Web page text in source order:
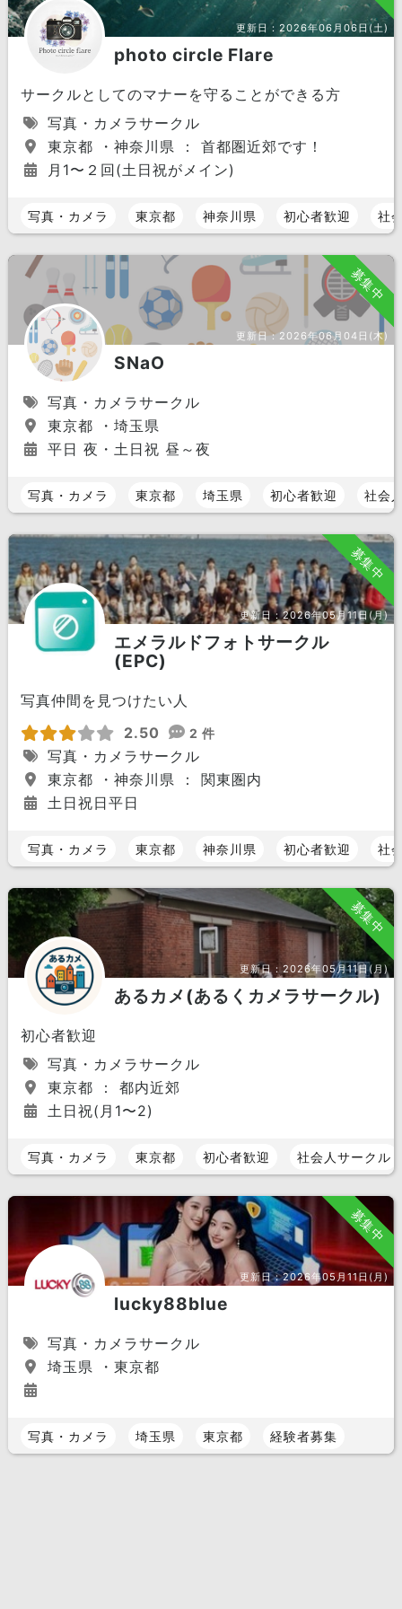
更新日：2026年06月06日(土)
photo circle Flare
サークルとしてのマナーを守ることができる方
写真・カメラサークル
東京都 ・神奈川県 ： 首都圏近郊です！
月1〜２回(土日祝がメイン)
写真・カメラ 東京都 神奈川県 初心者歓迎 社
募集中
更新日：2026年06月04日(木)
SNaO
写真・カメラサークル
東京都 ・埼玉県
平日 夜・土日祝 昼～夜
写真・カメラ 東京都 埼玉県 初心者歓迎 社会
募集中
更新日：2026年05月11日(月)
エメラルドフォトサークル
(EPC)
写真仲間を見つけたい人
2.50
2 件
写真・カメラサークル
東京都 ・神奈川県 ： 関東圏内
土日祝日平日
写真・カメラ 東京都 神奈川県 初心者歓迎 社
募集中
更新日：2026年05月11日(月)
あるカメ(あるくカメラサークル)
初心者歓迎
写真・カメラサークル
東京都 ： 都内近郊
土日祝(月1〜2)
写真・カメラ 東京都 初心者歓迎 社会人サークル
募集中
更新日：2026年05月11日(月)
lucky88blue
写真・カメラサークル
埼玉県 ・東京都
写真・カメラ 埼玉県 東京都 経験者募集